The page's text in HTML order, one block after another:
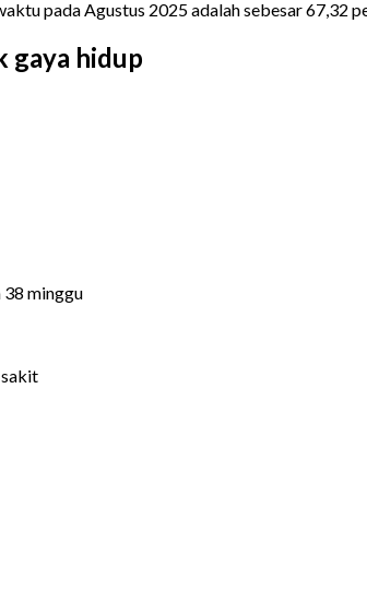
pada Agustus 2025 adalah sebesar 67,32
gaya hidup
38 minggu